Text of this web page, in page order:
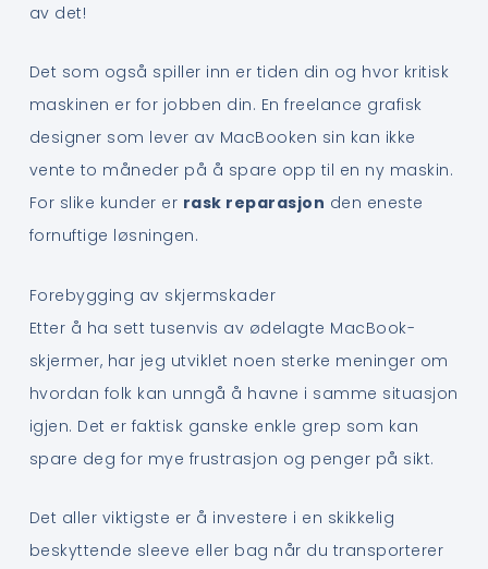
av det!
Det som også spiller inn er tiden din og hvor kritisk
maskinen er for jobben din. En freelance grafisk
designer som lever av MacBooken sin kan ikke
vente to måneder på å spare opp til en ny maskin.
For slike kunder er rask reparasjon den eneste
fornuftige løsningen.
Forebygging av skjermskader
Etter å ha sett tusenvis av ødelagte MacBook-
skjermer, har jeg utviklet noen sterke meninger om
hvordan folk kan unngå å havne i samme situasjon
igjen. Det er faktisk ganske enkle grep som kan
spare deg for mye frustrasjon og penger på sikt.
Det aller viktigste er å investere i en skikkelig
beskyttende sleeve eller bag når du transporterer